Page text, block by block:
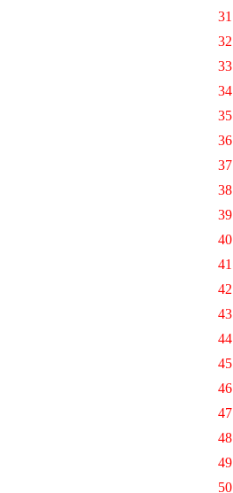
31
32
33
34
35
36
37
38
39
40
41
42
43
44
45
46
47
48
49
50